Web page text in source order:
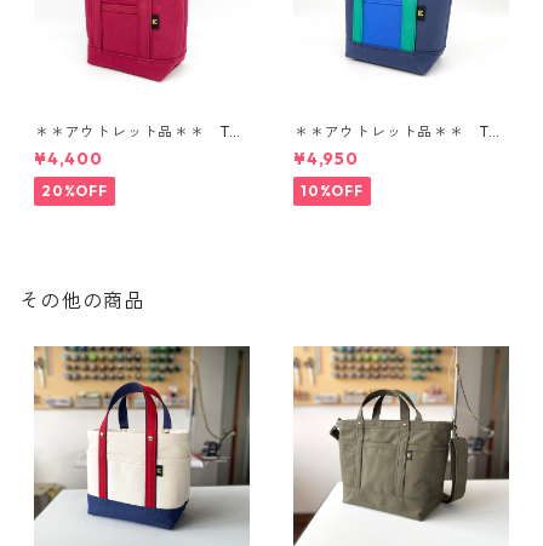
＊＊アウトレット品＊＊ TOT
E BAG SS
¥4,400
20%OFF
＊＊アウトレット品＊＊ TOT
E BAG SS
¥4,950
10%OFF
その他の商品